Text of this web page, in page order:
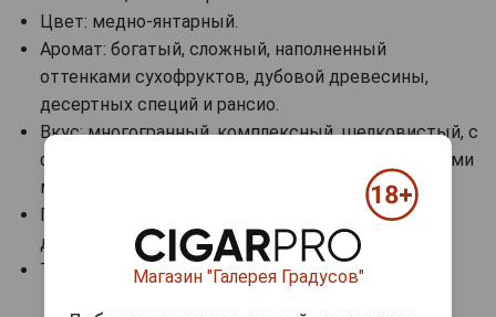
Цвет: медно-янтарный.
Аромат: богатый, сложный, наполненный
оттенками сухофруктов, дубовой древесины,
десертных специй и рансио.
Вкус: многогранный, комплексный, шелковистый, с
фруктовыми и древесными акцентами, с пряными
мотивами в долгом послевкусии.
Гастрономические сочетания: идеальный
дижестив под кофе и сигару.
Температура сервировки: 20-22 градуса.
Магазин "Галерея Градусов"